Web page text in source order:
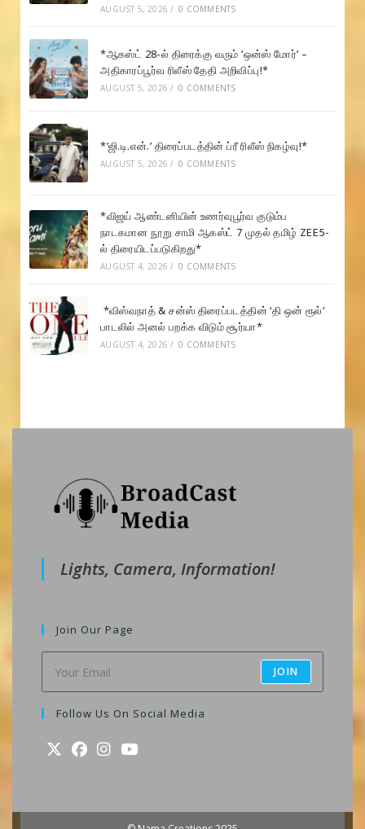
AUGUST 5, 2026 / 0 COMMENTS
*ஆகஸ்ட் 28-ல் திரைக்கு வரும் ‘ஒன்ஸ் மோர்’ –
அதிகாரப்பூர்வ ரிலீஸ் தேதி அறிவிப்பு!*
AUGUST 5, 2026 / 0 COMMENTS
*’ஜி.டி.என்.’ திரைப்படத்தின் ப்ரீ ரிலீஸ் நிகழ்வு!*
AUGUST 5, 2026 / 0 COMMENTS
*விஜய் ஆண்டனியின் உணர்வுபூர்வ குடும்ப
நாடகமான நூறு சாமி ஆகஸ்ட் 7 முதல் தமிழ் ZEE5-
ல் திரையிடப்படுகிறது*
AUGUST 4, 2026 / 0 COMMENTS
*விஸ்வநாத் & சன்ஸ் திரைப்படத்தின் ‘தி ஒன் ரூல்’
பாடலில் அனல் பறக்க விடும் சூர்யா*
AUGUST 4, 2026 / 0 COMMENTS
Lights, Camera, Information!
Join Our Page
JOIN
Follow Us On Social Media
a
a
a
a